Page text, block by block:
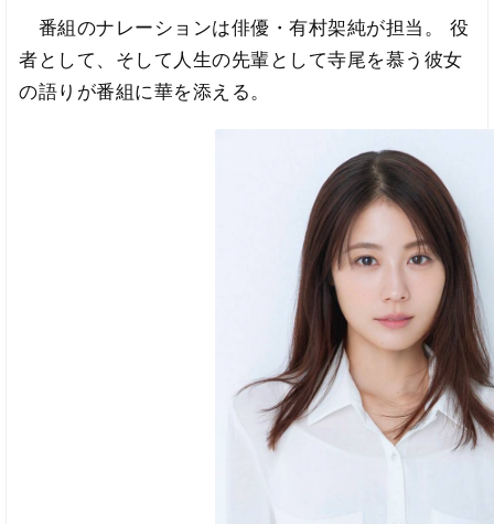
番組のナレーションは俳優・有村架純が担当。 役
者として、そして人生の先輩として寺尾を慕う彼女
の語りが番組に華を添える。